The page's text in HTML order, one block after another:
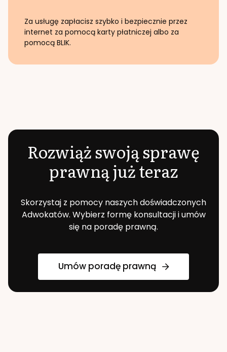
Za usługę zapłacisz szybko i bezpiecznie przez
internet za pomocą karty płatniczej albo za
pomocą BLIK.
Rozwiąż swoją sprawę
prawną już teraz
Skorzystaj z pomocy naszych doświadczonych
Adwokatów. Wybierz formę konsultacji i umów
się na poradę prawną.
Umów poradę prawną